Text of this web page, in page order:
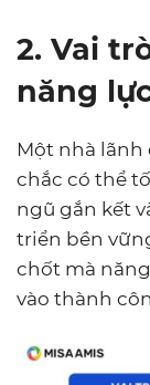
2. Vai
năng
Một nhà lãnh
chắc có thể
ngũ gắn kết
triển bền
chốt mà
vào thành